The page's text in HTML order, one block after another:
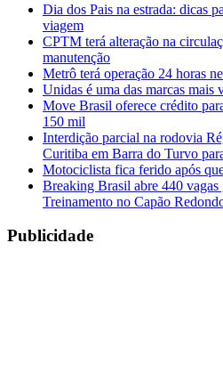
Dia dos Pais na estrada: dicas
viagem
CPTM terá alteração na
manutenção
Metrô terá operação 24 horas
Unidas é uma das marcas mais
Move Brasil oferece crédito
150 mil
Interdição parcial na rodovia
Curitiba em Barra do Turvo
Motociclista fica ferido após
Breaking Brasil abre 440 vagas
Treinamento no Capão
Publicidade